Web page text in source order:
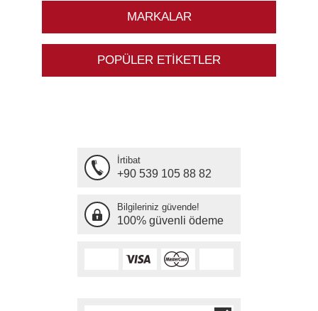
MARKALAR
POPÜLER ETIKETLER
İrtibat
+90 539 105 88 82
Bilgileriniz güvende!
100% güvenli ödeme